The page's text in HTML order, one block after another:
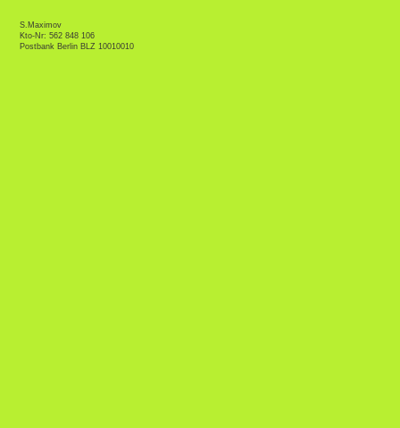
S.Maximov
Kto-Nr: 562 848 106
Postbank Berlin BLZ 10010010